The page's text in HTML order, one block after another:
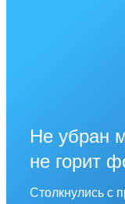
Не убран
не горит
Столкнулись с